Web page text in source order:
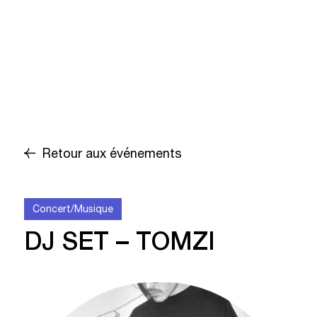
Retour aux événements
Concert/Musique
DJ SET – TOMZI